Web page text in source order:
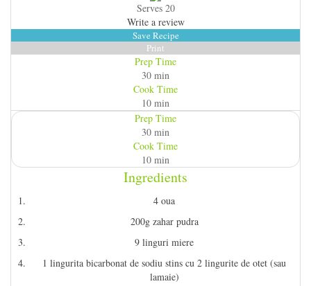
Serves 20
Write a review
Save Recipe
Print
Prep Time
30 min
Cook Time
10 min
Prep Time
30 min
Cook Time
10 min
Ingredients
4 oua
200g zahar pudra
9 linguri miere
1 lingurita bicarbonat de sodiu stins cu 2 lingurite de otet (sau
lamaie)